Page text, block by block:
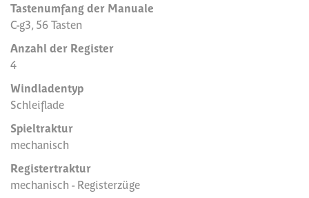
Tastenumfang der Manuale
C-g3, 56 Tasten
Anzahl der Register
4
Windladentyp
Schleiflade
Spieltraktur
mechanisch
Registertraktur
mechanisch - Registerzüge